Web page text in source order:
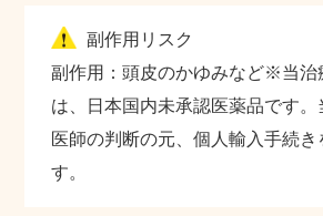
副作用リスク
副作用：頭皮のかゆみなど※当治
は、日本国内未承認医薬品です。
医師の判断の元、個人輸入手続き
す。